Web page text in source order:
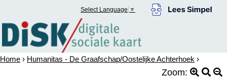
Select Language ▼
Home › Humanitas - De Graafschap/Oostelijke Achterhoek ›
Zoom: